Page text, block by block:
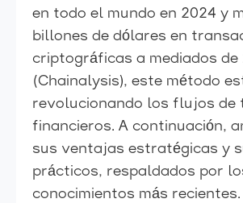
en todo el mundo en 2024 y
billones de dólares en
criptográficas a mediados de
(Chainalysis), este método
revolucionando los flujos de
financieros. A continuación,
sus ventajas estratégicas y
prácticos, respaldados por
conocimientos más recientes.